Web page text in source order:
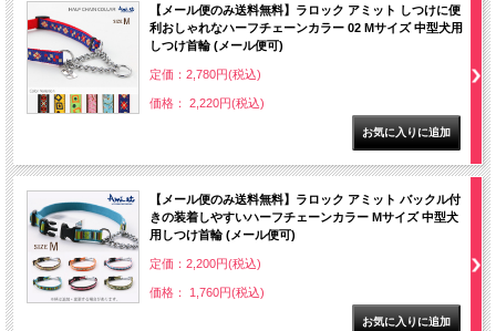
【メール便のみ送料無料】ラロック アミット しつけに便
利おしゃれなハーフチェーンカラー 02 Mサイズ 中型犬用
しつけ首輪 (メール便可)
定価：2,780円(税込)
価格： 2,220円(税込)
【メール便のみ送料無料】ラロック アミット バックル付
きの装着しやすいハーフチェーンカラー Mサイズ 中型犬
用しつけ首輪 (メール便可)
定価：2,200円(税込)
価格： 1,760円(税込)